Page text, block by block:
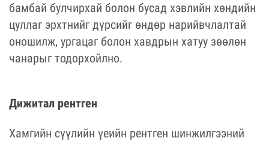
бамбай булчирхай болон бусад хэвлийн хөндийн
цуллаг эрхтнийг дүрсийг өндөр нарийвчлалтай
оношилж, ургацаг болон хавдрын хатуу зөөлөн
чанарыг тодорхойлно.
Дижитал рентген
Хамгийн сүүлийн үеийн рентген шинжилгээний